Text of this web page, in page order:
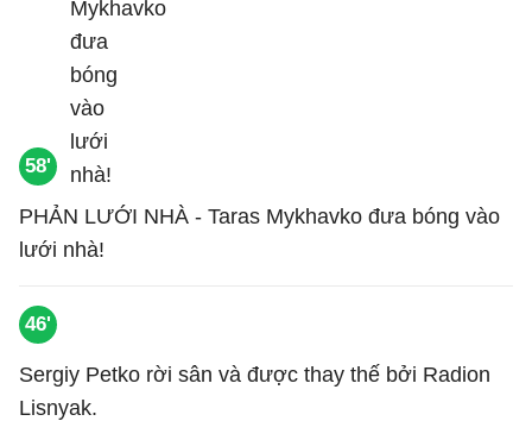
58'
PHẢN LƯỚI NHÀ - Taras Mykhavko đưa bóng vào
lưới nhà!
46'
Sergiy Petko rời sân và được thay thế bởi Radion
Lisnyak.